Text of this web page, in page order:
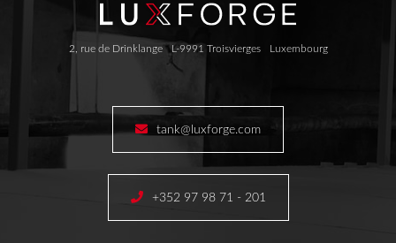
2, rue de Drinklange L-9991 Troisvierges Luxembourg
tank@luxforge.com
+352 97 98 71 - 201